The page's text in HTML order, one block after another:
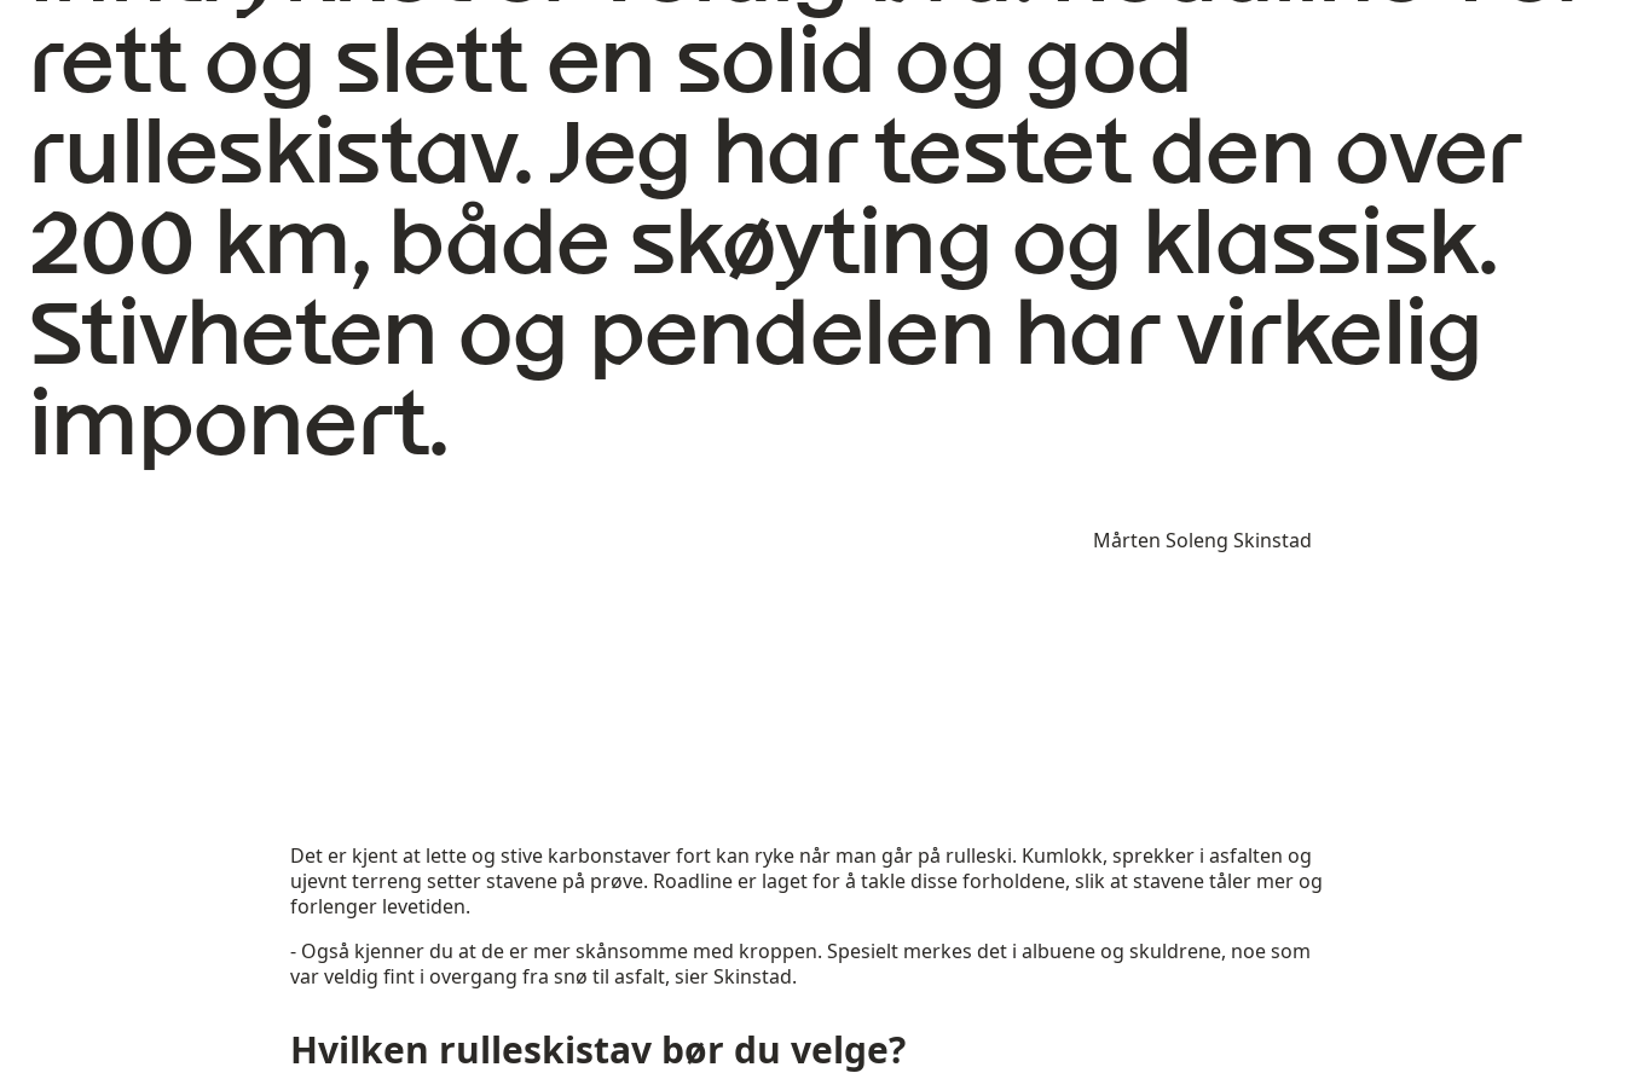
rett og slett en solid og god
rulleskistav. Jeg har testet den over
200 km, både skøyting og klassisk.
Stivheten og pendelen har virkelig
imponert.
Mårten Soleng Skinstad
Det er kjent at lette og stive karbonstaver fort kan ryke når man går på rulleski. Kumlokk, sprekker i asfalten og
ujevnt terreng setter stavene på prøve. Roadline er laget for å takle disse forholdene, slik at stavene tåler mer og
forlenger levetiden.
- Også kjenner du at de er mer skånsomme med kroppen. Spesielt merkes det i albuene og skuldrene, noe som
var veldig fint i overgang fra snø til asfalt, sier Skinstad.
Hvilken rulleskistav bør du velge?